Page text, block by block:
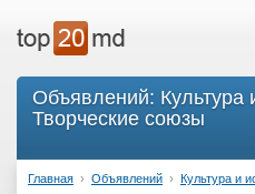
Объявлений: Культура
Творческие союзы
Главная › Объявлений › Культура и